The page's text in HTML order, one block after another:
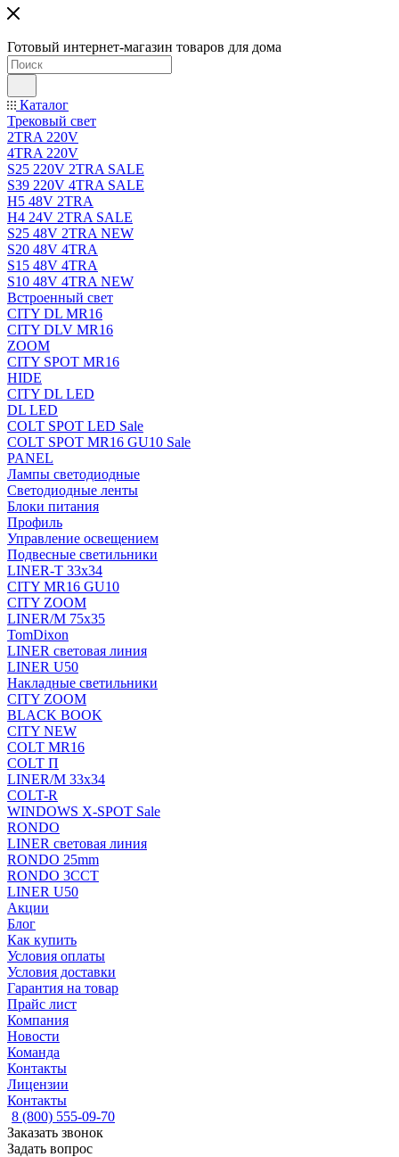
Готовый интернет-магазин товаров для дома
Каталог
Трековый свет
2TRA 220V
4TRA 220V
S25 220V 2TRA SALE
S39 220V 4TRA SALE
H5 48V 2TRA
H4 24V 2TRA SALE
S25 48V 2TRA NEW
S20 48V 4TRA
S15 48V 4TRA
S10 48V 4TRA NEW
Встроенный свет
CITY DL MR16
CITY DLV MR16
ZOOM
CITY SPOT MR16
HIDE
CITY DL LED
DL LED
COLT SPOT LED Sale
COLT SPOT MR16 GU10 Sale
PANEL
Лампы светодиодные
Светодиодные ленты
Блоки питания
Профиль
Управление освещением
Подвесные светильники
LINER-T 33x34
CITY MR16 GU10
CITY ZOOM
LINER/M 75х35
TomDixon
LINER световая линия
LINER U50
Накладные светильники
CITY ZOOM
BLACK BOOK
CITY NEW
COLT MR16
COLT П
LINER/М 33х34
COLT-R
WINDOWS X-SPOT Sale
RONDO
LINER световая линия
RONDO 25mm
RONDO 3CCT
LINER U50
Акции
Блог
Как купить
Условия оплаты
Условия доставки
Гарантия на товар
Прайс лист
Компания
Новости
Команда
Контакты
Лицензии
Контакты
8 (800) 555-09-70
Заказать звонок
Задать вопрос